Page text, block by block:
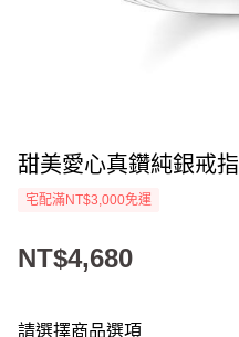
甜美愛心真鑽純銀戒指
宅配滿NT$3,000免運
NT$4,680
請選擇商品選項